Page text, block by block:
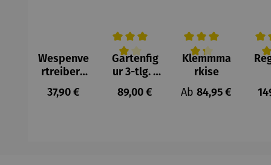
Wespenve
rtreiber |
Maxi
Regulärer Preis:
37,90 €
Durchschnittliche Bewertung von 4
Gartenfig
ur 3-tlg. |
Blaumeise
n
Regulärer Preis:
89,00 €
Durchschnittliche
Klemmma
rkise
Regulärer Preis:
Ab 84,95 €
et